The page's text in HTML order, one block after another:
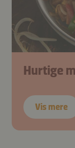
Hurtige
Vis mere